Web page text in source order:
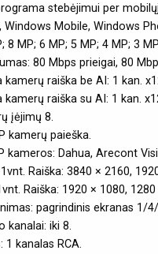
stebėjimui per
Windows Mobile, Windows
8 MP; 6 MP; 5 MP; 4 MP; 3
80 Mbps prieigai, 80
kamerų raiška be AI: 1 kan.
kamerų raiška su AI: 1 kan.
įėjimų 8.
kamerų paieška.
kameros: Dahua, Arecont
Raiška: 3840 × 2160,
Raiška: 1920 × 1080,
pagrindinis ekranas
kanalai: iki 8.
1 kanalas RCA.